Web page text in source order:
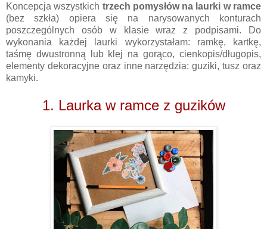
Koncepcja wszystkich trzech pomysłów na laurki w ramce
(bez szkła) opiera się na narysowanych konturach
poszczególnych osób w klasie wraz z podpisami. Do
wykonania każdej laurki wykorzystałam: ramkę, kartkę,
taśmę dwustronną lub klej na gorąco, cienkopis/długopis,
elementy dekoracyjne oraz inne narzędzia: guziki, tusz oraz
kamyki.
1. Laurka w ramce z guzików